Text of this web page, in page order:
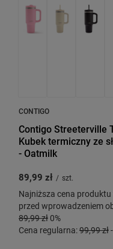
CONTIGO
Contigo Streeterville
Kubek termiczny ze
- Oatmilk
89,99 zł / szt.
Najniższa cena
przed wprowadzeniem
89,99 zł 0%
Cena regularna:99,99 zł